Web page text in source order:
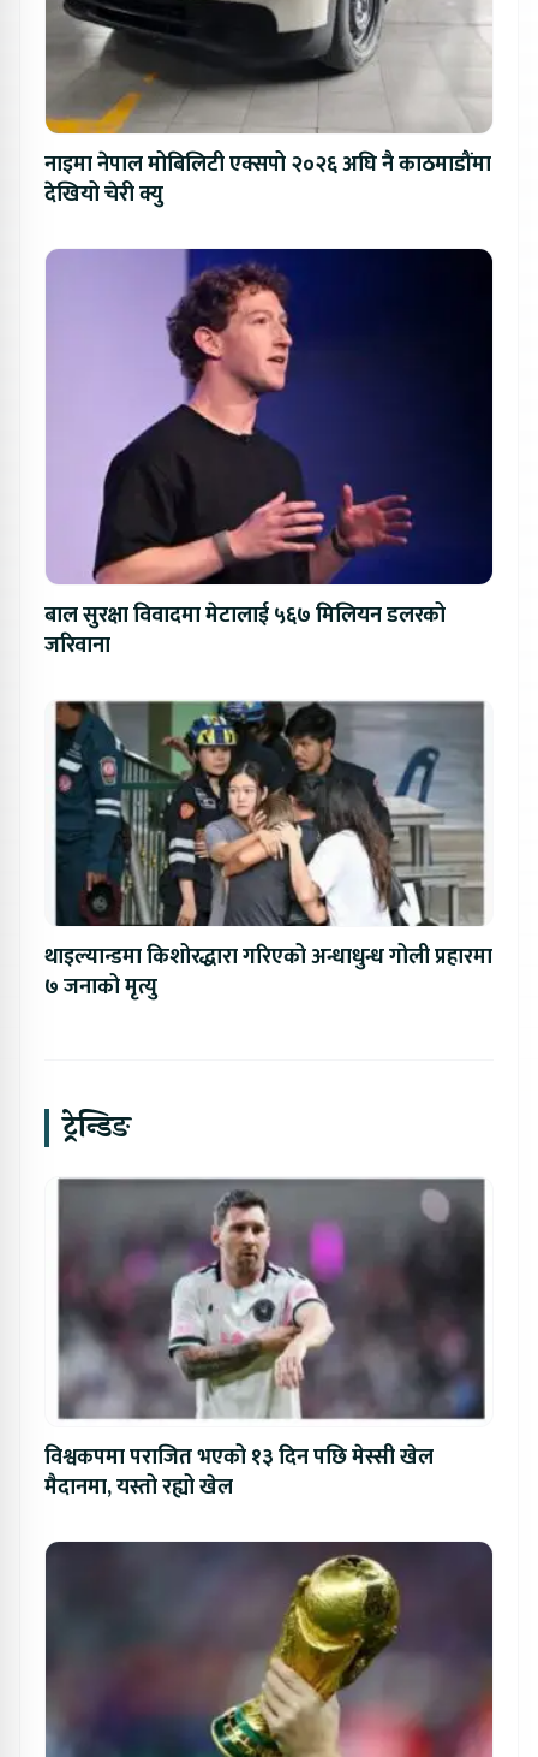
नाइमा नेपाल मोबिलिटी एक्सपो २०२६ अघि नै काठमाडौंमा
देखियो चेरी क्यु
बाल सुरक्षा विवादमा मेटालाई ५६७ मिलियन डलरको
जरिवाना
थाइल्यान्डमा किशोरद्धारा गरिएको अन्धाधुन्ध गोली प्रहारमा
७ जनाको मृत्यु
ट्रेन्डिङ
विश्वकपमा पराजित भएको १३ दिन पछि मेस्सी खेल
मैदानमा, यस्तो रह्यो खेल